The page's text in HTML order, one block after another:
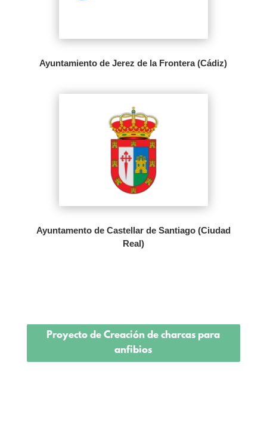
Ayuntamiento de Jerez de la Frontera (Cádiz)
Ayuntamento de Castellar de Santiago (Ciudad
Real)
Proyecto de Creación de charcas para
anfibios